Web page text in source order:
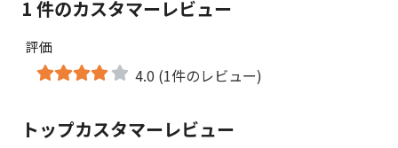
1 件のカスタマーレビュー
評価
4.0 (1件のレビュー)
トップカスタマーレビュー